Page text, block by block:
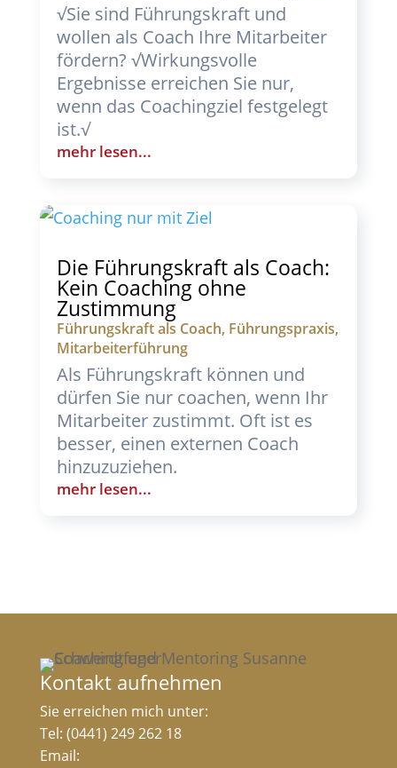
√Sie sind Führungskraft und
wollen als Coach Ihre Mitarbeiter
fördern? √Wirkungsvolle
Ergebnisse erreichen Sie nur,
wenn das Coachingziel festgelegt
ist.√
mehr lesen...
Die Führungskraft als Coach:
Kein Coaching ohne
Zustimmung
Führungskraft als Coach, Führungspraxis,
Mitarbeiterführung
Als Führungskraft können und
dürfen Sie nur coachen, wenn Ihr
Mitarbeiter zustimmt. Oft ist es
besser, einen externen Coach
hinzuzuziehen.
mehr lesen...
Kontakt aufnehmen
Sie erreichen mich unter:
Tel: (0441) 249 262 18
Email: